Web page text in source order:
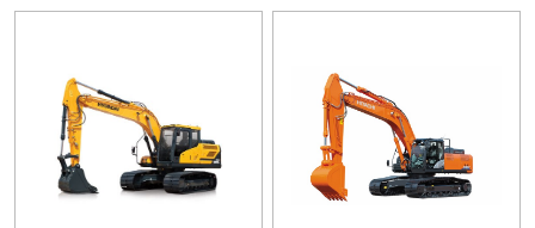
Pelle
Afficher